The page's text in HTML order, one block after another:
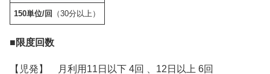
150単位/回 （30分以上）
■限度回数
【児発】 月利用11日以下 4回 、12日以上 6回